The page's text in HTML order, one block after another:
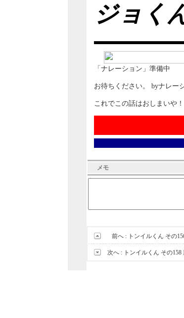
ジョく
「ナレーション」準備中
お待ちください。 byナレー
これでこの話はおしまいや
メモ
前へ : トンイルくん その
次へ : トンイルくん その